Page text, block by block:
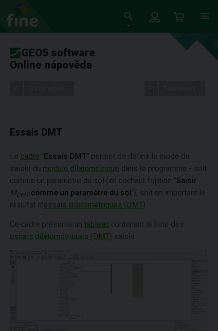
GEO5 software
Online nápověda
Essais DMT
Le cadre "Essais DMT" permet de définir le mode de
saisie du module dilatométrique dans le programme - soit
comme un paramètre du sol (en cochant l'option "Saisir
MDMT comme un paramètre du sol"), soit en important le
résultat d'essais dilatométriques (DMT)
Ce cadre présente un tableau contenant la liste des
essais dilatométriques (DMT) saisis.